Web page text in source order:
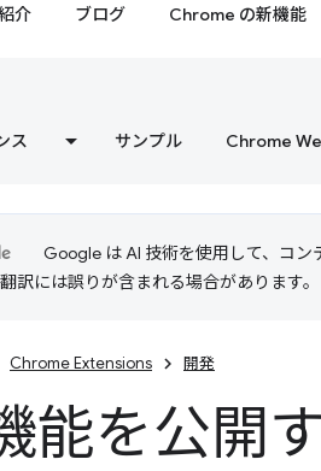
介 ブログ Chrome の新機能
ス サンプル Chrome
Google は AI 技術を使用して、コ
訳には誤りが含まれる場合があります。
Chrome Extensions 開発
能を公開